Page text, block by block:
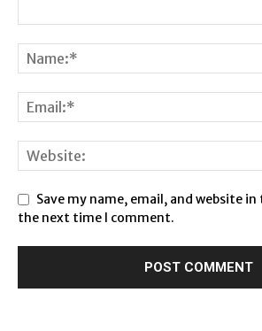
Save my name, email, and website
the next time I comment.